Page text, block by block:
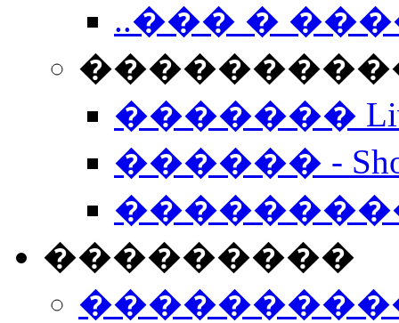
..��� �
����������
�������
������ -
���������